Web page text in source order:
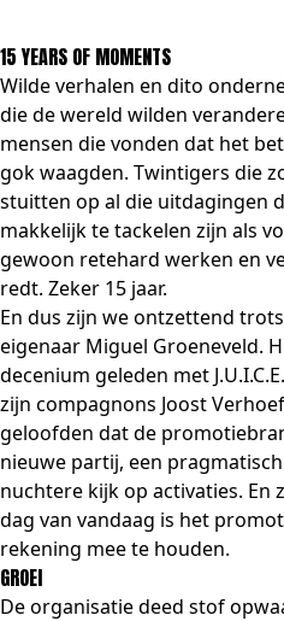
15 YEARS OF MOMENTS
Wilde verhalen en dito
die de wereld wilden
mensen die vonden dat het
gok waagden. Twintigers die
stuitten op al die uitdagingen
makkelijk te tackelen zijn als
gewoon retehard werken en
redt. Zeker 15 jaar.
En dus zijn we ontzettend
eigenaar Miguel Groeneveld.
decenium geleden met
zijn compagnons Joost
geloofden dat de
nieuwe partij, een
nuchtere kijk op activaties. En
dag van vandaag is het
rekening mee te houden.
GROEI
De organisatie deed stof